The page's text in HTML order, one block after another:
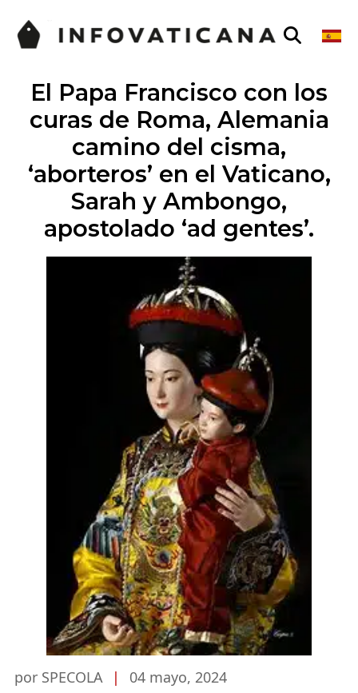
El Papa Francisco con los
curas de Roma, Alemania
camino del cisma,
‘aborteros’ en el Vaticano,
Sarah y Ambongo,
apostolado ‘ad gentes’.
por SPECOLA | 04 mayo, 2024